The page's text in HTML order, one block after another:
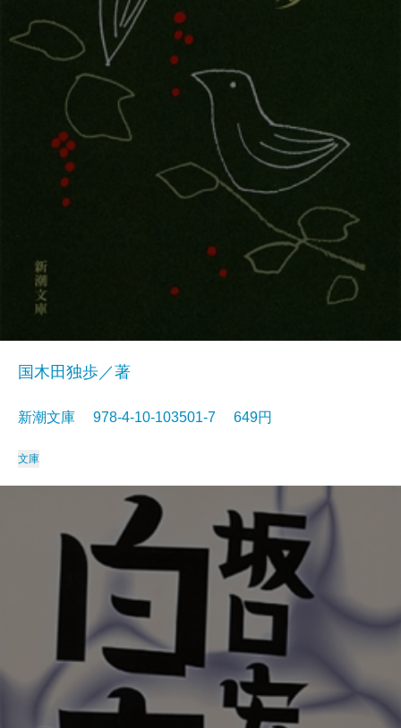
国木田独歩／著
新潮文庫 978-4-10-103501-7 649円
文庫